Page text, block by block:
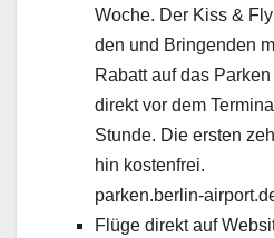
Woche. Der Kiss &
den und Brin­gen­den
Rabatt auf das
direkt vor dem
Stunde. Die ersten
hin kosten­frei.
parken.berlin-
Flüge direkt auf